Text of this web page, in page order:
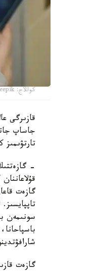
كوللاج: Kazinform/ Freepik
قازىرگى
جاساپ
تارتۋىمىز
-
گازەت
سونىمەن
گازەت